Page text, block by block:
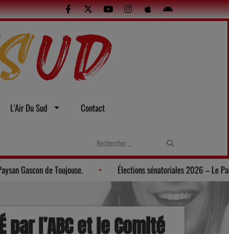
L'Air Du Sud Contact
soirée gasconne au Musée du Paysan Gascon de Toujouse.
par l’ABC et le Comité